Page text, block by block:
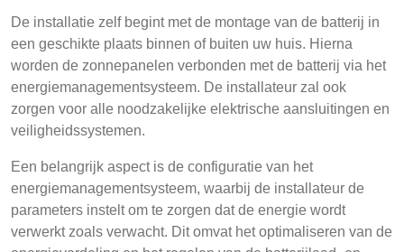
De installatie zelf begint met de montage van de batterij in
een geschikte plaats binnen of buiten uw huis. Hierna
worden de zonnepanelen verbonden met de batterij via het
energiemanagementsysteem. De installateur zal ook
zorgen voor alle noodzakelijke elektrische aansluitingen en
veiligheidssystemen.
Een belangrijk aspect is de configuratie van het
energiemanagementsysteem, waarbij de installateur de
parameters instelt om te zorgen dat de energie wordt
verwerkt zoals verwacht. Dit omvat het optimaliseren van de